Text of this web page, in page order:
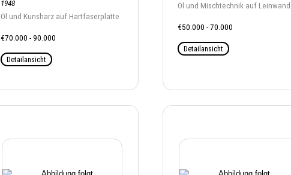
1948
Öl und Kunsharz auf Hartfaserplatte
€70.000 - 90.000
Detailansicht
Öl und Mischtechnik auf Leinwand
€50.000 - 70.000
Detailansicht